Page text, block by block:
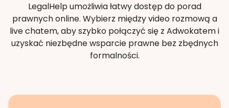
LegalHelp umożliwia łatwy dostęp do porad
prawnych online. Wybierz między video rozmową a
live chatem, aby szybko połączyć się z Adwokatem i
uzyskać niezbędne wsparcie prawne bez zbędnych
formalności.